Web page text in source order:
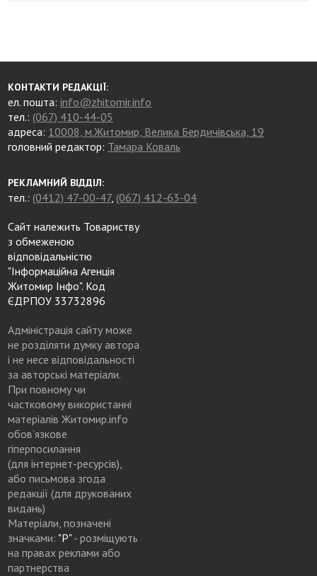
КОНТАКТИ РЕДАКЦІЇ:
ел. пошта:info@zhitomir.info
тел.: (067) 410-44-05
адреса: 10008, м.Житомир, Велика Бердичівська, 19
головний редактор: Тамара Коваль
РЕКЛАМНИЙ ВІДДІЛ:
тел.: (0412) 47-00-47, (067) 412-63-04
Сайт належить Товариству
з обмеженою
відповідальністю
"Інформаційна Агенція
Житомир Інфо". Код
ЄДРПОУ 33732896
Адміністрація сайту може
не розділяти думку автора
і не несе відповідальності
за авторські матеріали.
При повному чи
частковому використанні
матеріалів Житомир.info
обов’язкове
гіперпосилання
(для інтернет-ресурсів),
або письмова згода
редакції (для друкованих
видань)
Матеріали, позначені
значками: "Р"- розміщують
на правах реклами або
партнерства